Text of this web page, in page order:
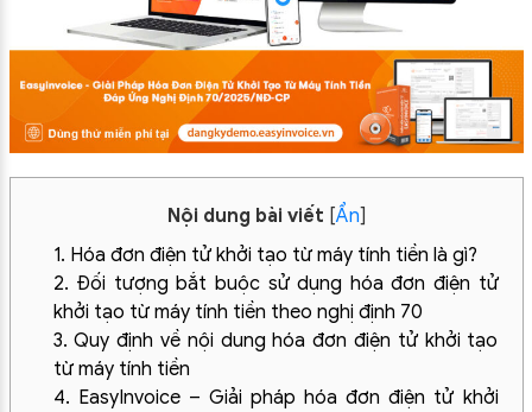
Nội dung bài viết [Ẩn]
1. Hóa đơn điện tử khởi tạo từ máy tính tiền là gì?
2. Đối tượng bắt buộc sử dụng hóa đơn điện tử
khởi tạo từ máy tính tiền theo nghị định 70
3. Quy định về nội dung hóa đơn điện tử khởi tạo
từ máy tính tiền
4. EasyInvoice – Giải pháp hóa đơn điện tử khởi